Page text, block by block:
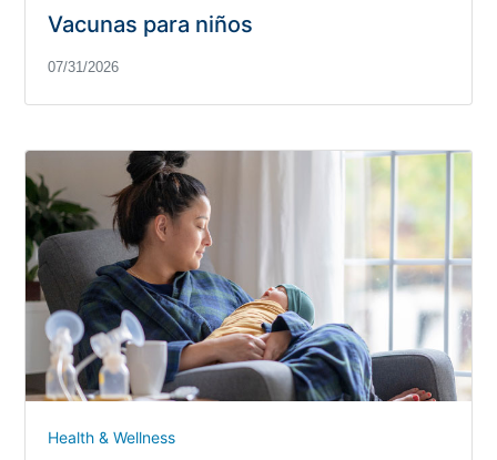
Vacunas para niños
07/31/2026
Health & Wellness